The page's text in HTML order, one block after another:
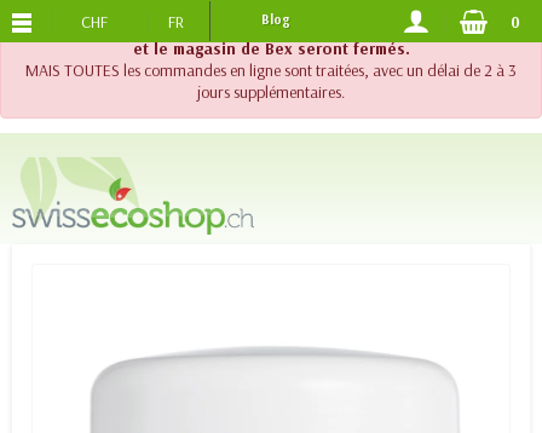
!! Important !! Jusqu'au 20 août 2026, le support téléphonique
et le magasin de Bex seront fermés.
MAIS TOUTES les commandes en ligne sont traitées, avec un délai de 2 à 3
jours supplémentaires.
PORTS OFFERTS DES 120.-
CHF FR Blog 0